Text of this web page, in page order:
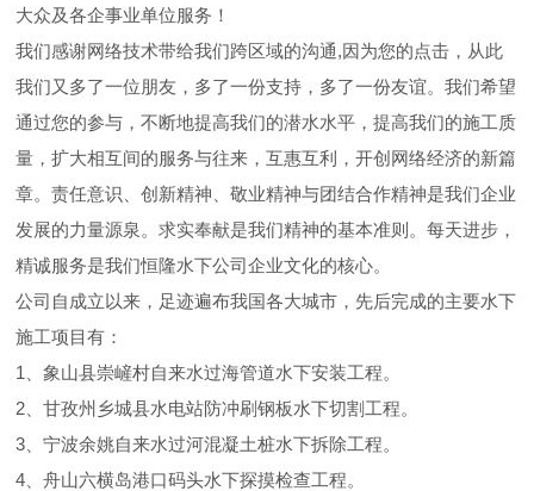
大众及各企事业单位服务！
我们感谢网络技术带给我们跨区域的沟通,因为您的点击，从此
我们又多了一位朋友，多了一份支持，多了一份友谊。我们希望
通过您的参与，不断地提高我们的潜水水平，提高我们的施工质
量，扩大相互间的服务与往来，互惠互利，开创网络经济的新篇
章。责任意识、创新精神、敬业精神与团结合作精神是我们企业
发展的力量源泉。求实奉献是我们精神的基本准则。每天进步，
精诚服务是我们恒隆水下公司企业文化的核心。
公司自成立以来，足迹遍布我国各大城市，先后完成的主要水下
施工项目有：
1、象山县崇嵼村自来水过海管道水下安装工程。
2、甘孜州乡城县水电站防冲刷钢板水下切割工程。
3、宁波余姚自来水过河混凝土桩水下拆除工程。
4、舟山六横岛港口码头水下探摸检查工程。